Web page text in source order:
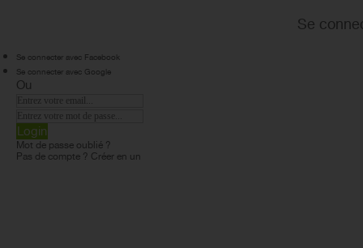
Se
Se connecter avec Facebook
Se connecter avec Google
Ou
Login
Mot de passe oublié ?
Pas de compte ? Créer en un